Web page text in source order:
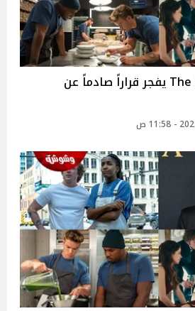
بطل مسلسل The Bear يفجر قراراً صادماً عن